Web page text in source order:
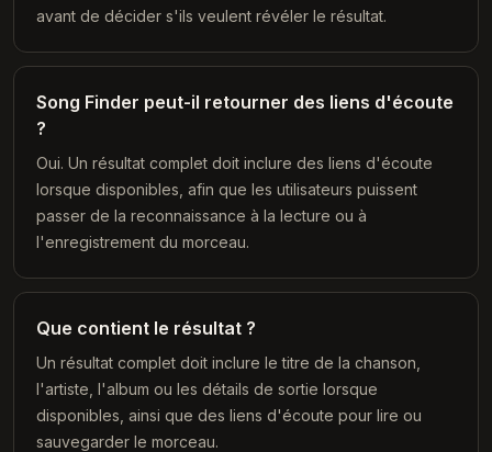
avant de décider s'ils veulent révéler le résultat.
Song Finder peut-il retourner des liens d'écoute
?
Oui. Un résultat complet doit inclure des liens d'écoute
lorsque disponibles, afin que les utilisateurs puissent
passer de la reconnaissance à la lecture ou à
l'enregistrement du morceau.
Que contient le résultat ?
Un résultat complet doit inclure le titre de la chanson,
l'artiste, l'album ou les détails de sortie lorsque
disponibles, ainsi que des liens d'écoute pour lire ou
sauvegarder le morceau.